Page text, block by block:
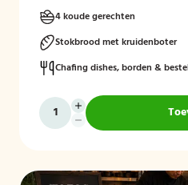
4 koude gerechten
Stokbrood met kruidenboter
Chafing dishes, borden &